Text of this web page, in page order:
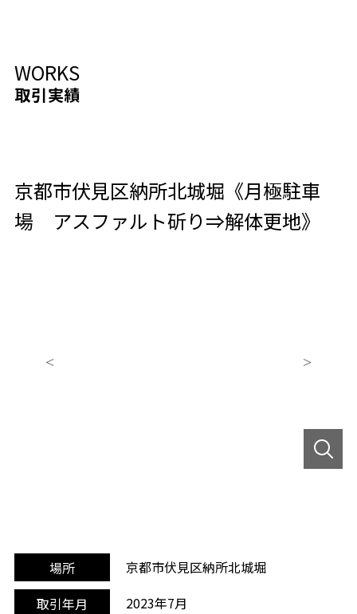
WORKS
取引実績
京都市伏見区納所北城堀《月極駐車
場 アスファルト斫り⇒解体更地》
場所
京都市伏見区納所北城堀
取引年月
2023年7月